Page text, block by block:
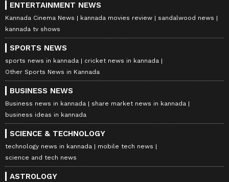
ENTERTAINMENT NEWS
Kannada Cinema News kannada movies review
sandalwood news
kannada tv shows
SPORTS NEWS
sports news in kannada
cricket news in kannada
Other Sports News in Kannada
BUSINESS NEWS
Business news in kannada
share market news in kannada
business ideas in kannada
SCIENCE & TECHNOLOGY
technology news in kannada
mobile tech news
science and tech news
ASTROLOGY